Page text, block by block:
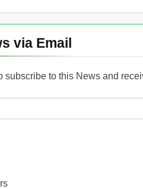
via Email
subscribe to this News and